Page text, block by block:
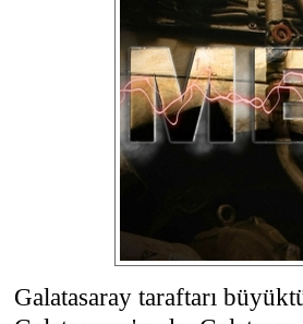
Galatasaray taraftarı